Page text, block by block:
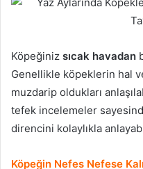
Köpeğiniz sıcak havadan
Genellikle köpeklerin hal
muzdarip oldukları
tefek incelemeler
direncini kolaylıkla
Köpeğin Nefes Nefese